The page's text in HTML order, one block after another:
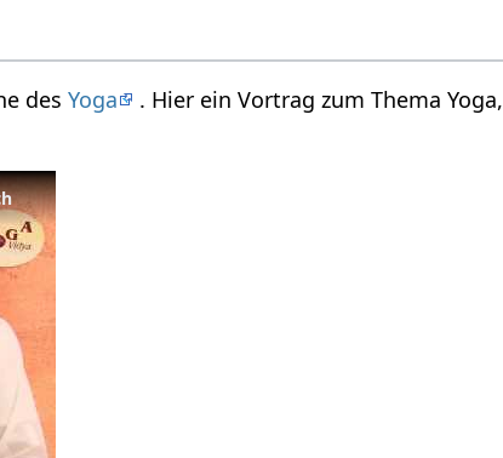
desYoga . Hier ein Vortrag zum Thema Yoga,